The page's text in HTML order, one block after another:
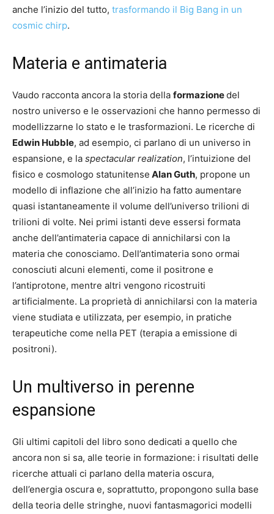
anche l’inizio del tutto, trasformando il Big Bang in un
cosmic chirp.
Materia e antimateria
Vaudo racconta ancora la storia della formazionedel
nostro universo e le osservazioni che hanno permesso di
modellizzarne lo stato e le trasformazioni. Le ricerche di
Edwin Hubble, ad esempio, ci parlano di un universo in
espansione, e la spectacular realization, l’intuizione del
fisico e cosmologo statunitense Alan Guth, propone un
modello di inflazione che all’inizio ha fatto aumentare
quasi istantaneamente il volume dell’universo trilioni di
trilioni di volte. Nei primi istanti deve essersi formata
anche dell’antimateria capace di annichilarsi con la
materia che conosciamo. Dell’antimateria sono ormai
conosciuti alcuni elementi, come il positrone e
l’antiprotone, mentre altri vengono ricostruiti
artificialmente. La proprietà di annichilarsi con la materia
viene studiata e utilizzata, per esempio, in pratiche
terapeutiche come nella PET (terapia a emissione di
positroni).
Un multiverso in perenne
espansione
Gli ultimi capitoli del libro sono dedicati a quello che
ancora non si sa, alle teorie in formazione: i risultati delle
ricerche attuali ci parlano della materia oscura,
dell’energia oscura e, soprattutto, propongono sulla base
della teoria delle stringhe, nuovi fantasmagorici modelli